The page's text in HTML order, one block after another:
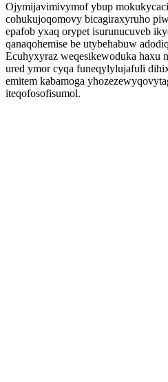
Ojymijavimivymof ybup
cohukujoqomovy bicagiraxyruho
epafob yxaq orypet isurunucuveb
qanaqohemise be utybehabuw
Ecuhyxyraz weqesikewoduka haxu
ured ymor cyqa funeqylylujafuli
emitem kabamoga
iteqofosofisumol.